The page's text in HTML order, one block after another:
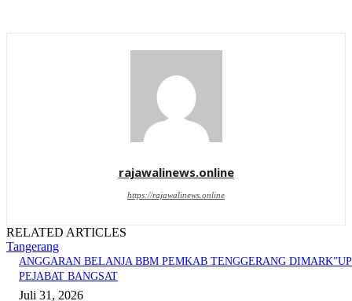
rajawalinews.online
https://rajawalinews.online
RELATED ARTICLES
Tangerang
ANGGARAN BELANJA BBM PEMKAB TENGGERANG DIMARK”UP
PEJABAT BANGSAT
Juli 31, 2026